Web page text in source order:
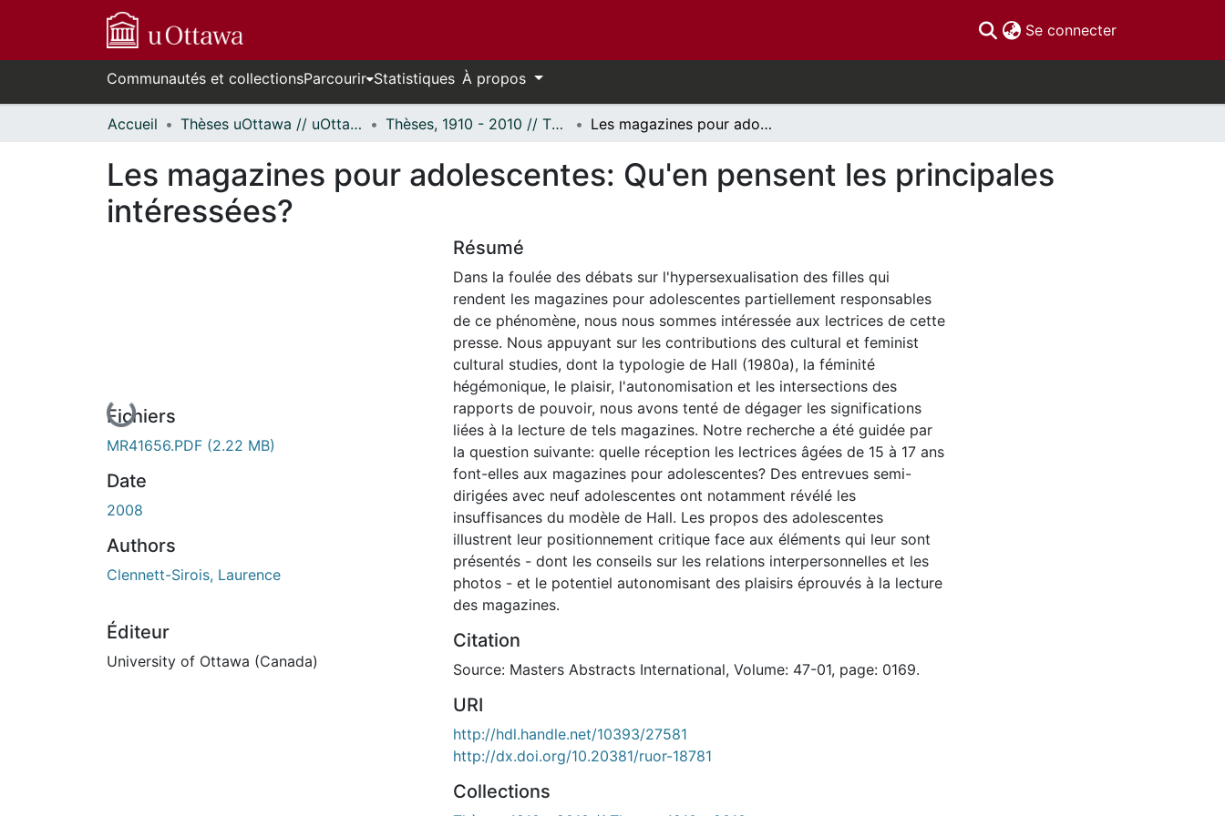
Se connecter(current)
Communautés et collectionsParcourir Statistiques À propos
Accueil Thèses uOttawa // uOttawa Theses Thèses, 1910 - 2010 // Theses, 1910 - 2010 Les magazines pour adolescentes: Qu'en pensent les principales intéressées?
Les magazines pour adolescentes: Qu'en pensent les principales
intéressées?
En cours de chargement...
Fichiers
MR41656.PDF (2.22 MB)
Date
2008
Authors
Clennett-Sirois, Laurence
Éditeur
University of Ottawa (Canada)
Résumé
Dans la foulée des débats sur l'hypersexualisation des filles qui
rendent les magazines pour adolescentes partiellement responsables
de ce phénomène, nous nous sommes intéressée aux lectrices de cette
presse. Nous appuyant sur les contributions des cultural et feminist
cultural studies, dont la typologie de Hall (1980a), la féminité
hégémonique, le plaisir, l'autonomisation et les intersections des
rapports de pouvoir, nous avons tenté de dégager les significations
liées à la lecture de tels magazines. Notre recherche a été guidée par
la question suivante: quelle réception les lectrices âgées de 15 à 17 ans
font-elles aux magazines pour adolescentes? Des entrevues semi-
dirigées avec neuf adolescentes ont notamment révélé les
insuffisances du modèle de Hall. Les propos des adolescentes
illustrent leur positionnement critique face aux éléments qui leur sont
présentés - dont les conseils sur les relations interpersonnelles et les
photos - et le potentiel autonomisant des plaisirs éprouvés à la lecture
des magazines.
Citation
Source: Masters Abstracts International, Volume: 47-01, page: 0169.
URI
http://hdl.handle.net/10393/27581
http://dx.doi.org/10.20381/ruor-18781
Collections